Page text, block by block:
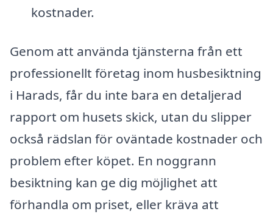
kostnader.
Genom att använda tjänsterna från ett
professionellt företag inom husbesiktning
i Harads, får du inte bara en detaljerad
rapport om husets skick, utan du slipper
också rädslan för oväntade kostnader och
problem efter köpet. En noggrann
besiktning kan ge dig möjlighet att
förhandla om priset, eller kräva att